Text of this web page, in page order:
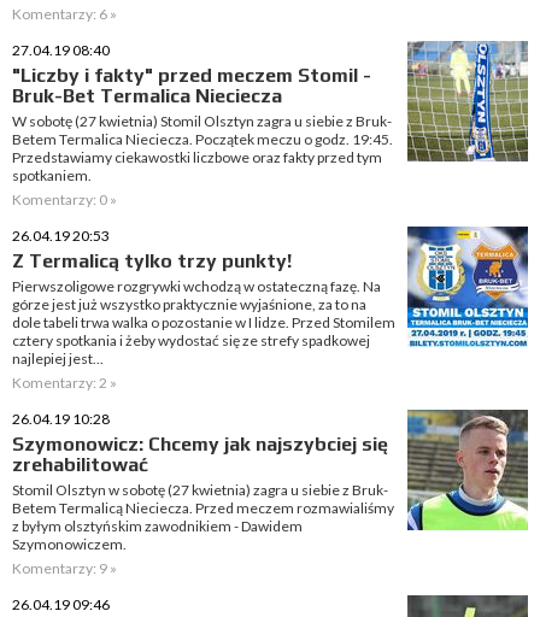
Komentarzy: 6 »
27.04.19 08:40
"Liczby i fakty" przed meczem Stomil -
Bruk-Bet Termalica Nieciecza
W sobotę (27 kwietnia) Stomil Olsztyn zagra u siebie z Bruk-
Betem Termalica Nieciecza. Początek meczu o godz. 19:45.
Przedstawiamy ciekawostki liczbowe oraz fakty przed tym
spotkaniem.
Komentarzy: 0 »
26.04.19 20:53
Z Termalicą tylko trzy punkty!
Pierwszoligowe rozgrywki wchodzą w ostateczną fazę. Na
górze jest już wszystko praktycznie wyjaśnione, za to na
dole tabeli trwa walka o pozostanie w I lidze. Przed Stomilem
cztery spotkania i żeby wydostać się ze strefy spadkowej
najlepiej jest...
Komentarzy: 2 »
26.04.19 10:28
Szymonowicz: Chcemy jak najszybciej się
zrehabilitować
Stomil Olsztyn w sobotę (27 kwietnia) zagra u siebie z Bruk-
Betem Termalicą Nieciecza. Przed meczem rozmawialiśmy
z byłym olsztyńskim zawodnikiem - Dawidem
Szymonowiczem.
Komentarzy: 9 »
26.04.19 09:46